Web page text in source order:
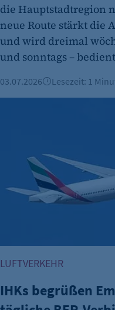
die Hauptstadtregion
neue Route stärkt die
und wird dreimal
und sonntags – bedient
03.07.2026 Lesezeit: 1
LUFTVERKEHR
IHKs begrüßen